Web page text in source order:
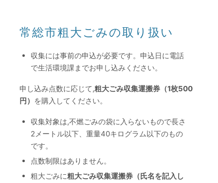
常総市粗大ごみの取り扱い
収集には事前の申込が必要です。申込日に電話
で生活環境課までお申し込みください。
申し込み点数に応じて,粗大ごみ収集運搬券（1枚500
円） を購入してください。
収集対象は,不燃ごみの袋に入らないもので長さ
2メートル以下、重量40キログラム以下のもの
です。
点数制限はありません。
粗大ごみに粗大ごみ収集運搬券（氏名を記入し